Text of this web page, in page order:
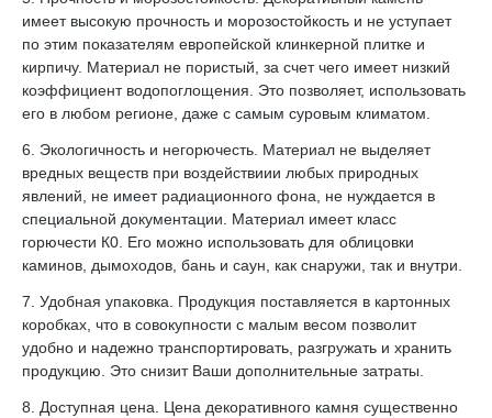
имеет высокую прочность и морозостойкость и не уступает
по этим показателям европейской клинкерной плитке и
кирпичу. Материал не пористый, за счет чего имеет низкий
коэффициент водопоглощения. Это позволяет, использовать
его в любом регионе, даже с самым суровым климатом.
6. Экологичность и негорючесть. Материал не выделяет
вредных веществ при воздействиии любых природных
явлений, не имеет радиационного фона, не нуждается в
специальной документации. Материал имеет класс
горючести К0. Его можно использовать для облицовки
каминов, дымоходов, бань и саун, как снаружи, так и внутри.
7. Удобная упаковка. Продукция поставляется в картонных
коробках, что в совокупности с малым весом позволит
удобно и надежно транспортировать, разгружать и хранить
продукцию. Это снизит Ваши дополнительные затраты.
8. Доступная цена. Цена декоративного камня существенно